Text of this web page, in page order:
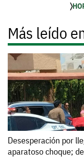
Más leído
Desesperación por
aparatoso choque;